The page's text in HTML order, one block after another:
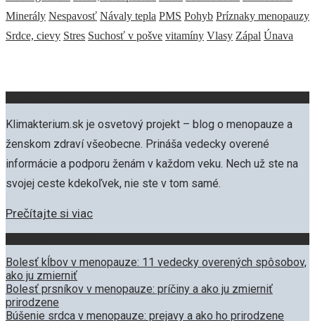
Minerály Nespavosť Návaly tepla PMS Pohyb Príznaky menopauzy
Srdce, cievy Stres Suchosť v pošve vitamíny Vlasy Zápal Únava
Klimakterium.sk je osvetový projekt – blog o menopauze a
ženskom zdraví všeobecne. Prináša vedecky overené
informácie a podporu ženám v každom veku. Nech už ste na
svojej ceste kdekoľvek, nie ste v tom samé.
Prečítajte si viac
Bolesť kĺbov v menopauze: 11 vedecky overených spôsobov,
ako ju zmierniť
Bolesť prsníkov v menopauze: príčiny a ako ju zmierniť
prirodzene
Búšenie srdca v menopauze: prejavy a ako ho prirodzene